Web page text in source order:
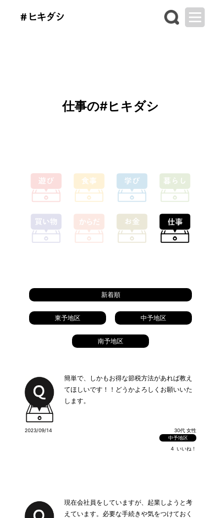
仕事の#ヒキダシ
新着順
東予地区 中予地区
南予地区
簡単で、しかもお得な節税方法があれば教え
てほしいです！！どうかよろしくお願いいた
します。
2023/09/14
30代 女性
中予地区
4 いいね！
現在会社員をしていますが、起業しようと考
えています。必要な手続きや気をつけておく